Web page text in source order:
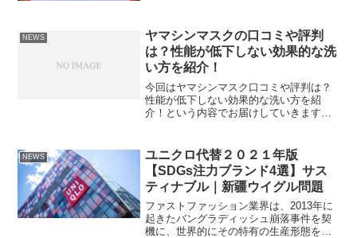
づちや木づちで割...
NEWS
ヤマシンマスクの口コミや評判
は？性能が低下しない効果的な洗
い方を紹介！
今回はヤマシンマスク口コミや評判は？
性能が低下しない効果的な洗い方を紹
介！という内容でお届けしていきます。
スクに負けない99％ウイルスカットする
医療用レベルマスクフィ...
NEWS
ユニクロ代替２０２１年版
【SDGs注力ブランド4選】サス
ティナブル｜新疆ウイグル問題
ファストファッション業界は、2013年に
起きたバングラディッシュ崩落事件を契
機に、世界的にその特有の生産形態を、